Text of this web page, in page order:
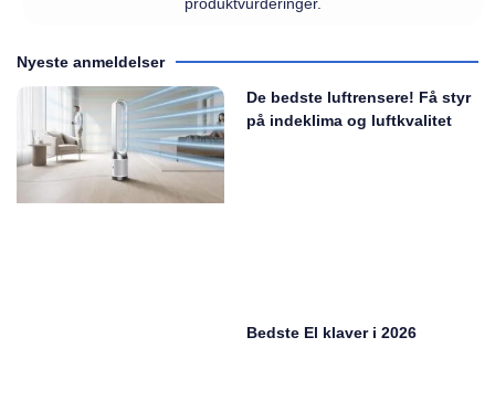
Nyeste anmeldelser
De bedste luftrensere! Få styr
på indeklima og luftkvalitet
Bedste El klaver i 2026